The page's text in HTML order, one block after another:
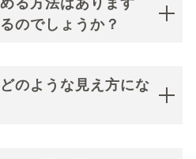
のでしょうか？
のような見え方にな